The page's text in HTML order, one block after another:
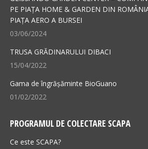
new
window
new
window
PE PIAȚA HOME & GARDEN DIN
PIAȚA AERO A BURSEI
03/06/2024
TRUSA GRĂDINARULUI DIBACI
15/04/2022
Gama de îngrășăminte BioGuano
01/02/2022
PROGRAMUL DE COLECTARE SCAPA
Ce este SCAPA?